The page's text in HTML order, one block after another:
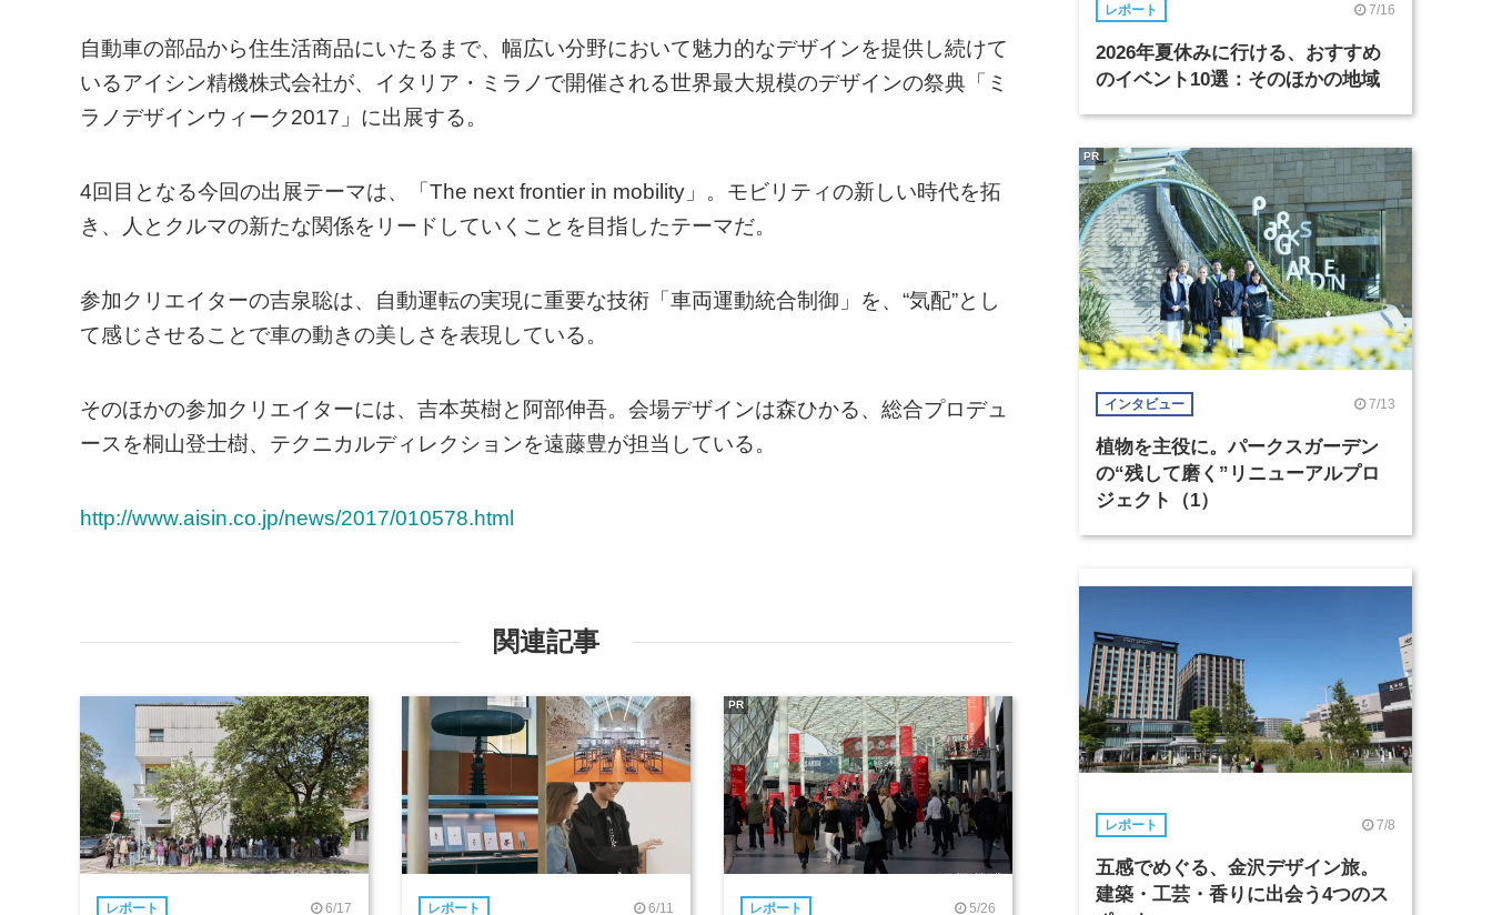
自動車の部品から住生活商品にいたるまで、幅広い分野において魅力的なデザインを提供し続けて
いるアイシン精機株式会社が、イタリア・ミラノで開催される世界最大規模のデザインの祭典「ミ
ラノデザインウィーク2017」に出展する。
4回目となる今回の出展テーマは、「The next frontier in mobility」。モビリティの新しい時代を拓
き、人とクルマの新たな関係をリードしていくことを目指したテーマだ。
参加クリエイターの吉泉聡は、自動運転の実現に重要な技術「車両運動統合制御」を、“気配”とし
て感じさせることで車の動きの美しさを表現している。
そのほかの参加クリエイターには、吉本英樹と阿部伸吾。会場デザインは森ひかる、総合プロデュ
ースを桐山登士樹、テクニカルディレクションを遠藤豊が担当している。
http://www.aisin.co.jp/news/2017/010578.html
関連記事
レポート 6/17 レポート 6/11 レポート 5/26
PR
レポート 7/16
2026年夏休みに行ける、おすすめ
のイベント10選：そのほかの地域
インタビュー 7/13
植物を主役に。パークスガーデン
の“残して磨く”リニューアルプロ
ジェクト（1）
PR
レポート 7/8
五感でめぐる、金沢デザイン旅。
建築・工芸・香りに出会う4つのス